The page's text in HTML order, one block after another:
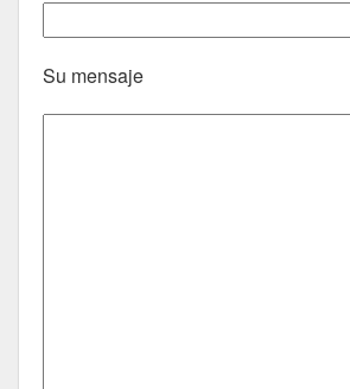
Su mensaje